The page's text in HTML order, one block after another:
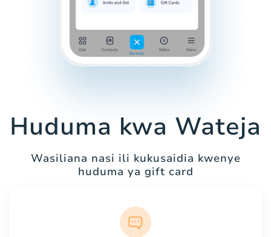
Huduma kwa Wateja
Wasiliana nasi ili kukusaidia kwenye
huduma ya gift card